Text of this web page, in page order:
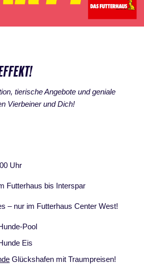
tierische Angebote und geniale
Vierbeiner und Dich!
Uhr
Futterhaus bis Interspar
– nur im Futterhaus Center West!
Pool
Eis
Glückshafen mit Traumpreisen!